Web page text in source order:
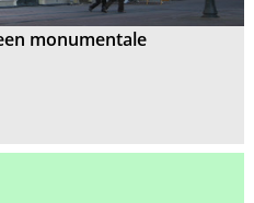
monumentale